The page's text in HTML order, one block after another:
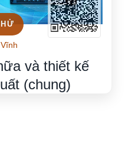
và thiết kế
(chung)